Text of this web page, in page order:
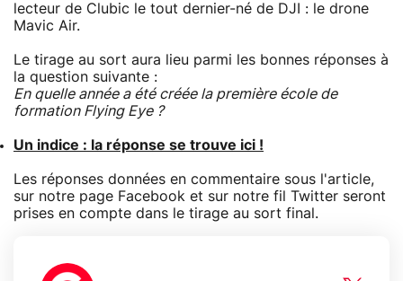
lecteur de Clubic le tout dernier-né de DJI : le drone
Mavic Air.
Le tirage au sort aura lieu parmi les bonnes réponses à
la question suivante :
En quelle année a été créée la première école de
formation Flying Eye ?
Un indice : la réponse se trouve ici !
Les réponses données en commentaire sous l'article,
sur notre page Facebook et sur notre fil Twitter seront
prises en compte dans le tirage au sort final.